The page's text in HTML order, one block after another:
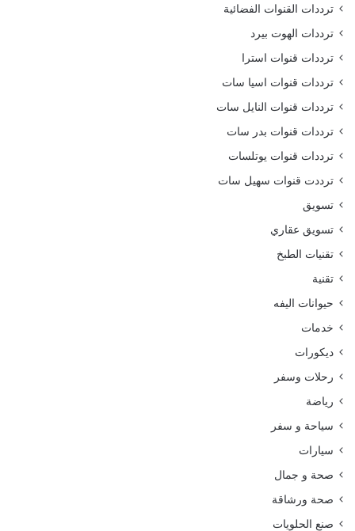
ترددات القنوات الفضائية
ترددات الهوت بيرد
ترددات قنوات استرا
ترددات قنوات اسيا سات
ترددات قنوات النايل سات
ترددات قنوات بدر سات
ترددات قنوات يوتلسات
ترددت قنوات سهيل سات
تسويق
تسويق عقاري
تقنيات الطبخ
تقنية
حيوانات اليفه
خدمات
ديكورات
رحلات وسفر
رياضة
سياحة و سفر
سيارات
صحة و جمال
صحة ورشاقة
صنع الحلويات